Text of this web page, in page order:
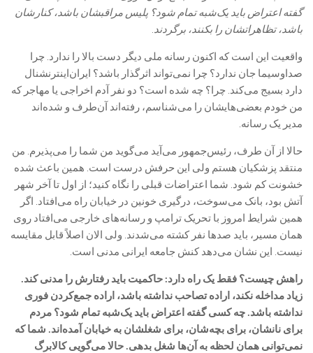
گفته اعتراض باید یک‌شبه تمام شود؟ پلیس مراقبشان باشد، کنارشان
باشد، تظاهراتشان را بکنند، برگردند.
واقعیت این است که اکنون رسانه ملی دیگر دست بالا را ندارد. چرا
صداوسیما جان ندارد؟ چرا نمی‌تواند اثرگذار باشد؟ ایران‌اینترنشنال
دارد بسیج می‌کند. چرا؟ چه شده است؟ دو نفر آدم اخراجی یا مهاجر که
من خودم بعضی‌هایشان را می‌شناسم، رفته‌اند آن‌طرف و شده‌اند
مدیر یک رسانه.
حالا از آن طرف، رئیس‌جمهور می‌آید می‌گوید من شما را می‌پذیرم. من
منتقد پزشکیان هستم ولی این حرفش درست است. همین باعث شده
خشونت کم شود. شما اعتراضات قبلی را نگاه کنید؛ از اول تا آخر شهر
آتش بود، بانک می‌سوخت، درگیری خونین در خیابان راه می‌افتاد. اگر
همین شرایط امروز با تحریک ترامپ و رسانه‌های خارجی می‌افتاد روی
همان مسیر، باید صدها نفر کشته می‌شدند. ولی الان اصلاً قابل مقایسه
نیست. این نشان می‌دهد کنش جامعه ایرانی مدنی است.
راهش چیست؟ فقط یک راه دارد: حاکمیت باید رفتارش را مدنی کند.
زیاد مداخله نکند، اراده تصاحب نداشته باشد، اراده جمع‌کردن فوری
نداشته باشد. چه کسی گفته اعتراض باید یک‌شبه تمام شود؟ مردم
برای نانشان، برای بچه‌شان، برای شغلشان به خیابان آمده‌اند. شما که
نمی‌توانی همان لحظه به آن‌ها شغل بدهی. حالا می‌گویی کالابرگ